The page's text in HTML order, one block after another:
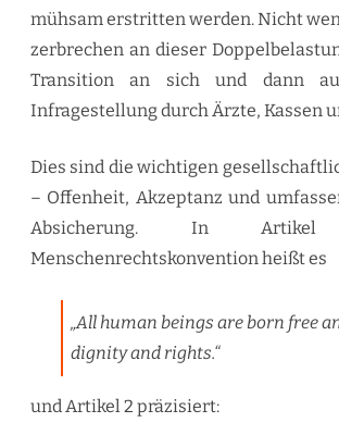
mühsam erstritten werden. Nicht
zerbrechen an dieser
Transition an sich und dann
Infragestellung durch Ärzte, Kassen
Dies sind die wichtigen
– Offenheit, Akzeptanz und
Absicherung. In
Menschenrechtskonvention heißt es
„All human beings are born free
dignity and rights.“
und Artikel 2 präzisiert: